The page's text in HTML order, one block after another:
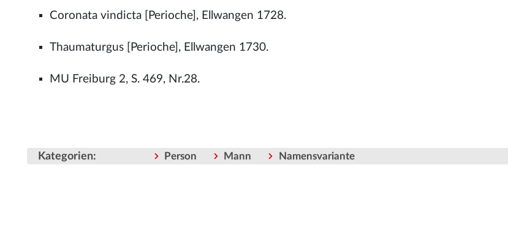
Coronata vindicta [Perioche], Ellwangen 1728.
Thaumaturgus [Perioche], Ellwangen 1730.
MU Freiburg 2, S. 469, Nr.28.
Kategorien: Person Mann Namensvariante